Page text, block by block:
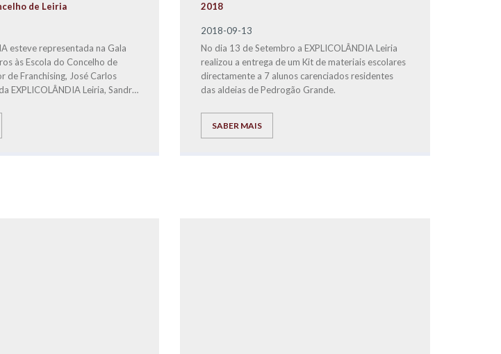
de Leiria
esteve representada na Gala
às Escola do Concelho de
de Franchising, José Carlos
EXPLICOLÂNDIA Leiria, Sandra
2018
2018-09-13
No dia 13 de Setembro a EXPLICOLÂNDIA Leiria
realizou a entrega de um Kit de materiais escolares
directamente a 7 alunos carenciados residentes
das aldeias de Pedrogão Grande.
SABER MAIS